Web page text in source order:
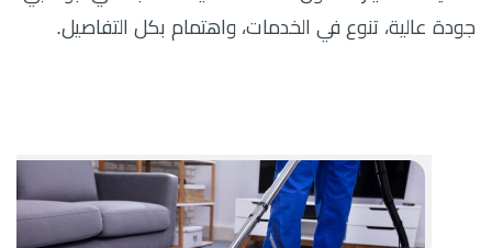
جودة عالية، تنوع في الخدمات، واهتمام بكل التفاصيل.